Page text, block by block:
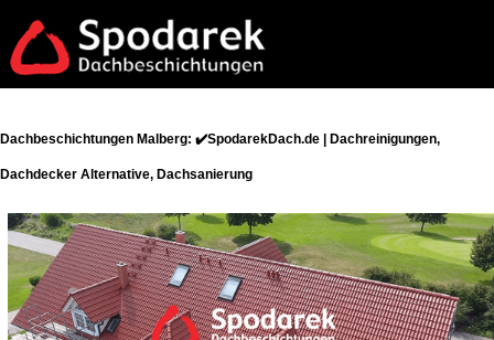
Dachbeschichtungen Malberg: ✔️SpodarekDach.de | Dachreinigungen,
Dachdecker Alternative, Dachsanierung